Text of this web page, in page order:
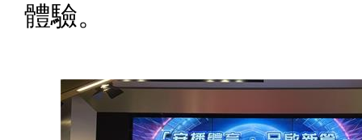
體驗。